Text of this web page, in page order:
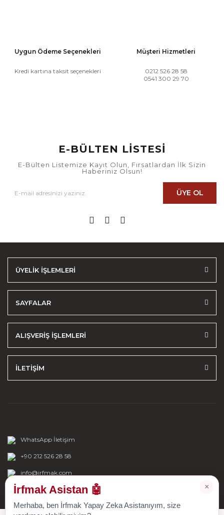
Uygun Ödeme Seçenekleri
Kredi kartına taksit seçenekleri
Müşteri Hizmetleri
0212 526 28 58
0541 300 29 70
E-BÜLTEN LİSTESİ
E-Bülten Listemize Kayıt Olun, Fırsatlardan İlk Sizin
Haberiniz Olsun!
ÜYE OL
ÜYELİK İŞLEMLERİ
SAYFALAR
ALIŞVERİŞ İŞLEMLERİ
İLETİŞİM
WhatsApp İletişim
+90 212 526 28 58
info@irfmak.com
×
İrfmak Asistan 🤖
Merhaba, ben İrfmak Yapay Zeka Asistanıyım, size